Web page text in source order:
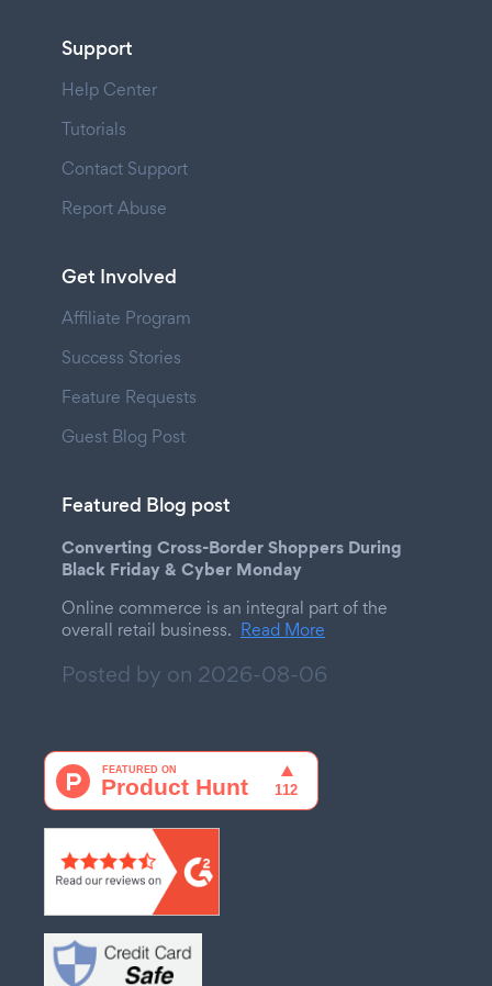
Support
Help Center
Tutorials
Contact Support
Report Abuse
Get Involved
Affiliate Program
Success Stories
Feature Requests
Guest Blog Post
Featured Blog post
Converting Cross-Border Shoppers During
Black Friday & Cyber Monday
Online commerce is an integral part of the
overall retail business. Read More
Posted by on 2026-08-06